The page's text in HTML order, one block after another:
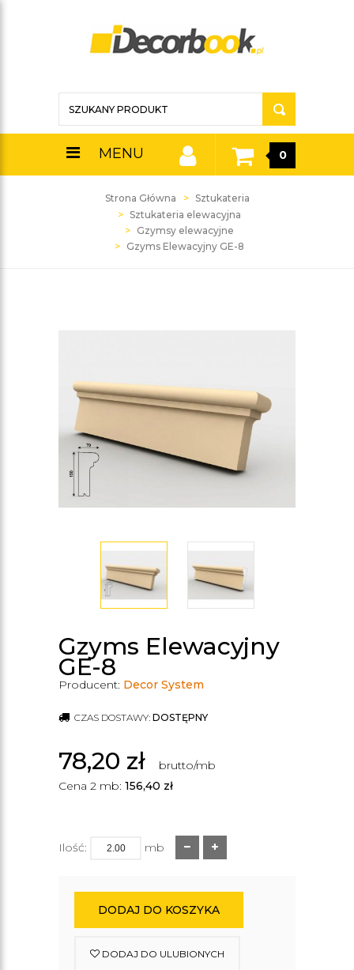
MENU 0
Strona Główna
Sztukateria
Sztukateria elewacyjna
Gzymsy elewacyjne
Gzyms Elewacyjny GE-8
Gzyms Elewacyjny
GE-8
Producent: Decor System
CZAS DOSTAWY: DOSTĘPNY
78,20 zł
brutto/mb
Cena 2 mb: 156,40 zł
Ilość: mb
DODAJ DO KOSZYKA
DODAJ DO ULUBIONYCH